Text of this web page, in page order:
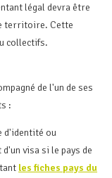
légal devra être
territoire. Cette
collectifs.
de l'un de ses
:
d'identité ou
visa si le pays de
les fiches pays du